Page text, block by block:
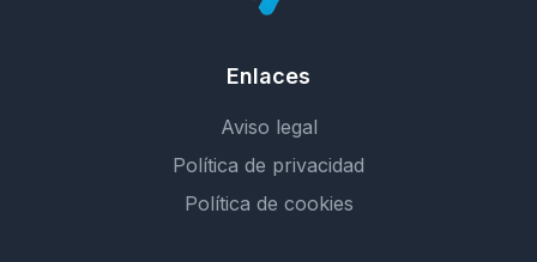
Enlaces
Aviso legal
Política de privacidad
Política de cookies